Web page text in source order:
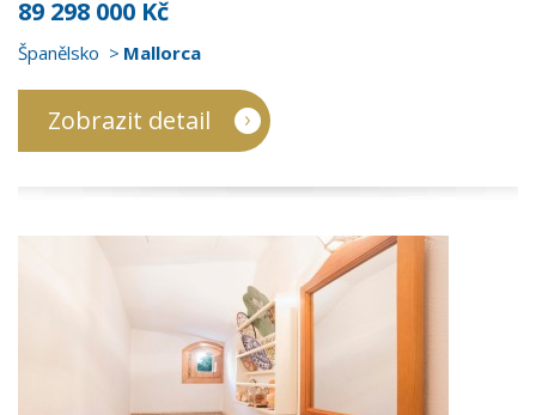
89 298 000 Kč
Španělsko Mallorca
Zobrazit detail